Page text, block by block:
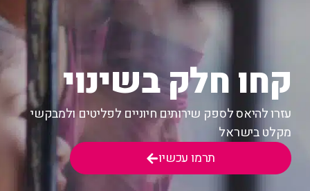
קחו חלק בשינוי
עזרו להיאס לספק שירותים חיוניים לפליטים ולמבקשי
מקלט בישראל
תרמו עכשיו